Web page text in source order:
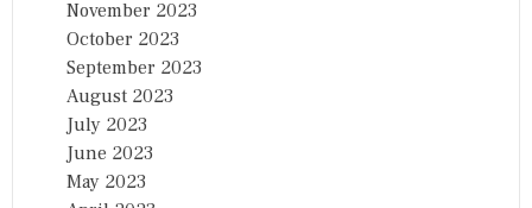
November 2023
October 2023
September 2023
August 2023
July 2023
June 2023
May 2023